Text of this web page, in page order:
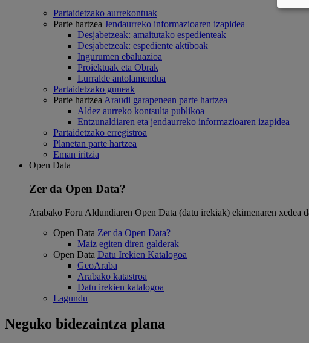
Partaidetzako aurrekontuak
Parte hartzea Jendaurreko informazioaren izapidea
Desjabetzeak: amaitutako espedienteak
Desjabetzeak: espediente aktiboak
Ingurumen ebaluazioa
Proiektuak eta Obrak
Lurralde antolamendua
Partaidetzako guneak
Parte hartzea Araudi garapenean parte hartzea
Aldez aurreko kontsulta publikoa
Entzunaldiaren eta jendaurreko informazioaren izapidea
Partaidetzako erregistroa
Planetan parte hartzea
Eman iritzia
Open Data
Zer da Open Data?
Arabako Foru Aldundiaren Open Data (datu irekiak) ekimenaren xedea
Open Data Zer da Open Data?
Maiz egiten diren galderak
Open Data Datu Irekien Katalogoa
GeoAraba
Arabako katastroa
Datu irekien katalogoa
Lagundu
Neguko bidezaintza plana